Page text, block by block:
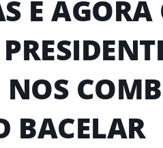
E AGORA
BACELAR